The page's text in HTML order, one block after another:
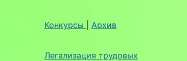
Конкурсы Архив
Легализация трудовых